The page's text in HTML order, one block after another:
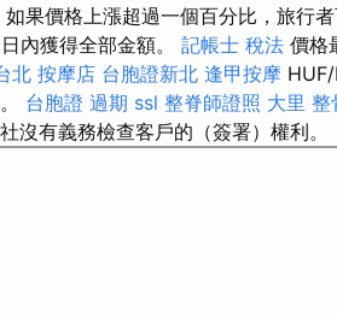
如果價格上漲超過一個百分比，旅行
內獲得全部金額。 記帳士 稅法 價格
北 按摩店 台胞證新北 逢甲按摩 HUF/
台胞證 過期 ssl 整脊師證照 大里 整
沒有義務檢查客戶的（簽署）權利。